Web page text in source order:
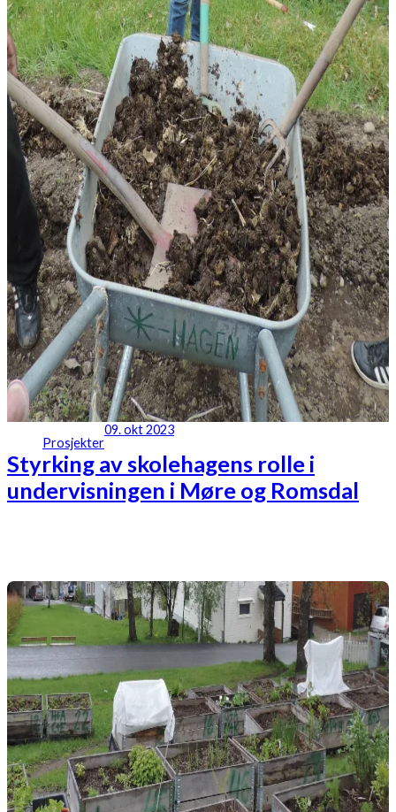
Prosjekter
09. okt 2023
Styrking av skolehagens rolle i
undervisningen i Møre og Romsdal